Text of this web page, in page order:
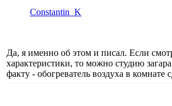
Constantin_K
Да, я именно об этом и писал. Если
характеристики, то можно студию
факту - обогреватель воздуха в комнате